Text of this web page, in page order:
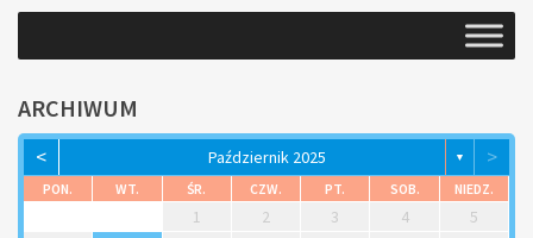
ARCHIWUM
< Październik 2025 ▼ >
PON. WT. ŚR. CZW. PT. SOB. NIEDZ.
1 2 3 4
5